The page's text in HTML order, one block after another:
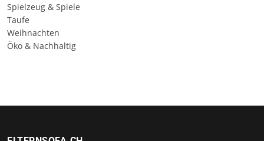
Spielzeug & Spiele
Taufe
Weihnachten
Öko & Nachhaltig